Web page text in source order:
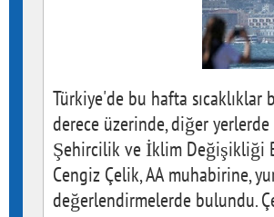
Türkiye'de bu hafta
derece üzerinde, diğer
Şehircilik ve İklim Değişikliği
Cengiz Çelik, AA muhabirine,
değerlendirmelerde bulundu.